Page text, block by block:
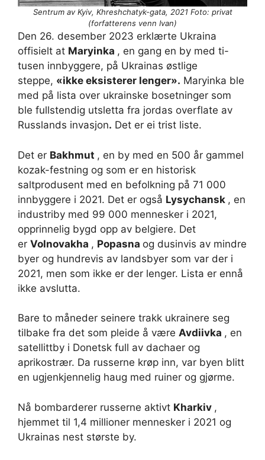
Sentrum av Kyiv, Khreshchatyk-gata, 2021 Foto: privat
(forfatterens venn Ivan)
Den 26. desember 2023 erklærte Ukraina
offisielt at Maryinka , en gang en by med ti-
tusen innbyggere, på Ukrainas østlige
steppe, «ikke eksisterer lenger». Maryinka ble
med på lista over ukrainske bosetninger som
ble fullstendig utsletta fra jordas overflate av
Russlands invasjon. Det er ei trist liste.
Det er Bakhmut , en by med en 500 år gammel
kozak-festning og som er en historisk
saltprodusent med en befolkning på 71 000
innbyggere i 2021. Det er også Lysychansk , en
industriby med 99 000 mennesker i 2021,
opprinnelig bygd opp av belgiere. Det
er Volnovakha , Popasna og dusinvis av mindre
byer og hundrevis av landsbyer som var der i
2021, men som ikke er der lenger. Lista er ennå
ikke avslutta.
Bare to måneder seinere trakk ukrainere seg
tilbake fra det som pleide å være Avdiivka , en
satellittby i Donetsk full av dachaer og
aprikostrær. Da russerne krøp inn, var byen blitt
en ugjenkjennelig haug med ruiner og gjørme.
Nå bombarderer russerne aktivt Kharkiv ,
hjemmet til 1,4 millioner mennesker i 2021 og
Ukrainas nest største by.